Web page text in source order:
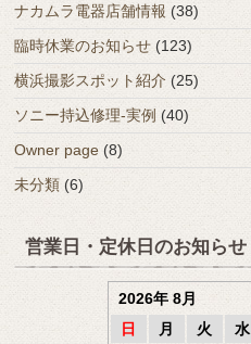
ナカムラ電器店舗情報 (38)
臨時休業のお知らせ (123)
横浜撮影スポット紹介 (25)
ソニー持込修理-実例 (40)
Owner page (8)
未分類 (6)
営業日・定休日のお知らせ
2026年 8月
日
月 火 水